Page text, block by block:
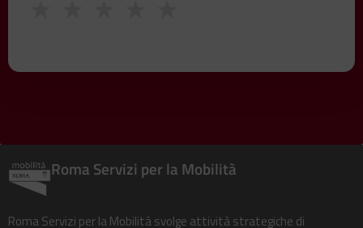
Roma Servizi per la Mobilità
Roma Servizi per la Mobilità svolge attività strategiche di